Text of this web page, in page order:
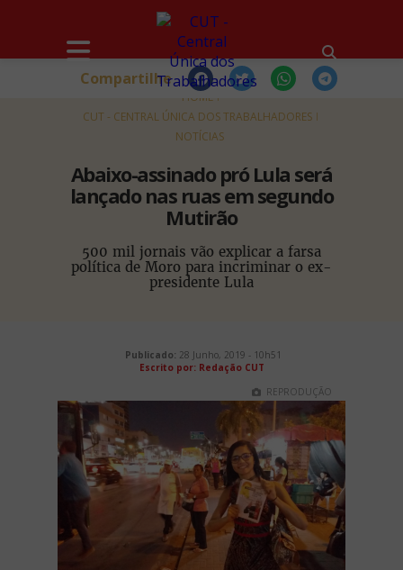
HOME
CUT - CENTRAL ÚNICA DOS TRABALHADORES
NOTÍCIAS
Abaixo-assinado pró Lula será
lançado nas ruas em segundo
Mutirão
500 mil jornais vão explicar a farsa
política de Moro para incriminar o ex-
presidente Lula
Compartilhe
Publicado: 28 Junho, 2019 - 10h51
Escrito por: Redação CUT
REPRODUÇÃO